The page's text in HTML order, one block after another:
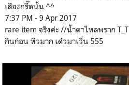
เสียงกรี๊ดนั้น ^^
7:37 PM - 9 Apr 2017
rare item จริงค่ะ //น้ำตาไหลพราก T_T
กินก่อน หิวมาก เด๋วมาเวิ่น 555